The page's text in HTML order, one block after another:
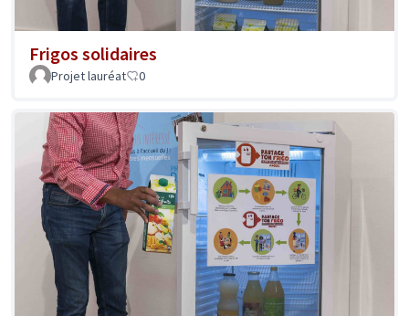
Frigos solidaires
Projet lauréat 0